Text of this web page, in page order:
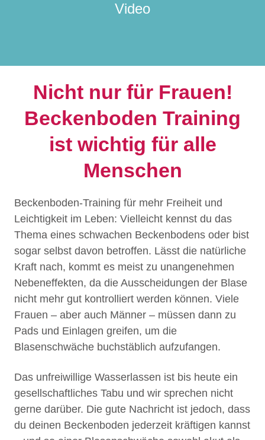
Video
Nicht nur für Frauen!
Beckenboden Training
ist wichtig für alle
Menschen
Beckenboden-Training für mehr Freiheit und
Leichtigkeit im Leben: Vielleicht kennst du das
Thema eines schwachen Beckenbodens oder bist
sogar selbst davon betroffen. Lässt die natürliche
Kraft nach, kommt es meist zu unangenehmen
Nebeneffekten, da die Ausscheidungen der Blase
nicht mehr gut kontrolliert werden können. Viele
Frauen – aber auch Männer – müssen dann zu
Pads und Einlagen greifen, um die
Blasenschwäche buchstäblich aufzufangen.
Das unfreiwillige Wasserlassen ist bis heute ein
gesellschaftliches Tabu und wir sprechen nicht
gerne darüber. Die gute Nachricht ist jedoch, dass
du deinen Beckenboden jederzeit kräftigen kannst